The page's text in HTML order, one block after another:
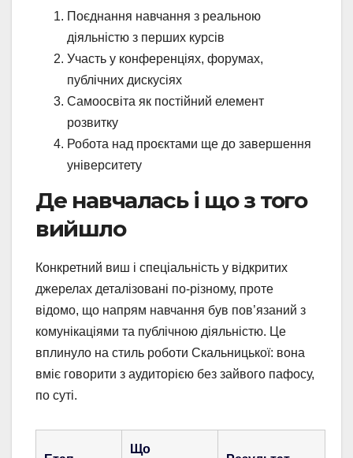
Поєднання навчання з реальною
діяльністю з перших курсів
Участь у конференціях, форумах,
публічних дискусіях
Самоосвіта як постійний елемент
розвитку
Робота над проєктами ще до завершення
університету
Де навчалась і що з того
вийшло
Конкретний виш і спеціальність у відкритих
джерелах деталізовані по-різному, проте
відомо, що напрям навчання був пов’язаний з
комунікаціями та публічною діяльністю. Це
вплинуло на стиль роботи Скальницької: вона
вміє говорити з аудиторією без зайвого пафосу,
по суті.
Що